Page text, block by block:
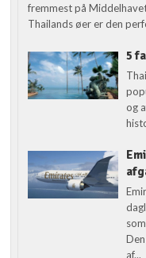
fremmest på
Thailands øer er den
5
og
af...